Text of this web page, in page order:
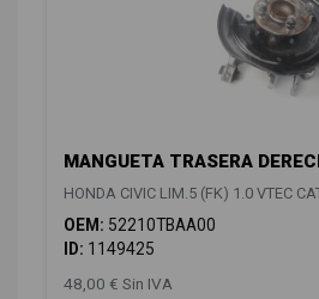
MANGUETA TRASERA
HONDA CIVIC LIM.5 (FK) 1.0 VTEC
OEM: 52210TBAA00
ID: 1149425
48,00 € Sin IVA